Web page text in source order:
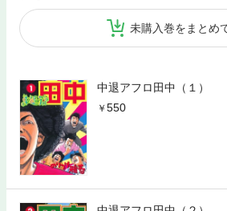
未購入巻をまとめ
中退アフロ田中（１）
550